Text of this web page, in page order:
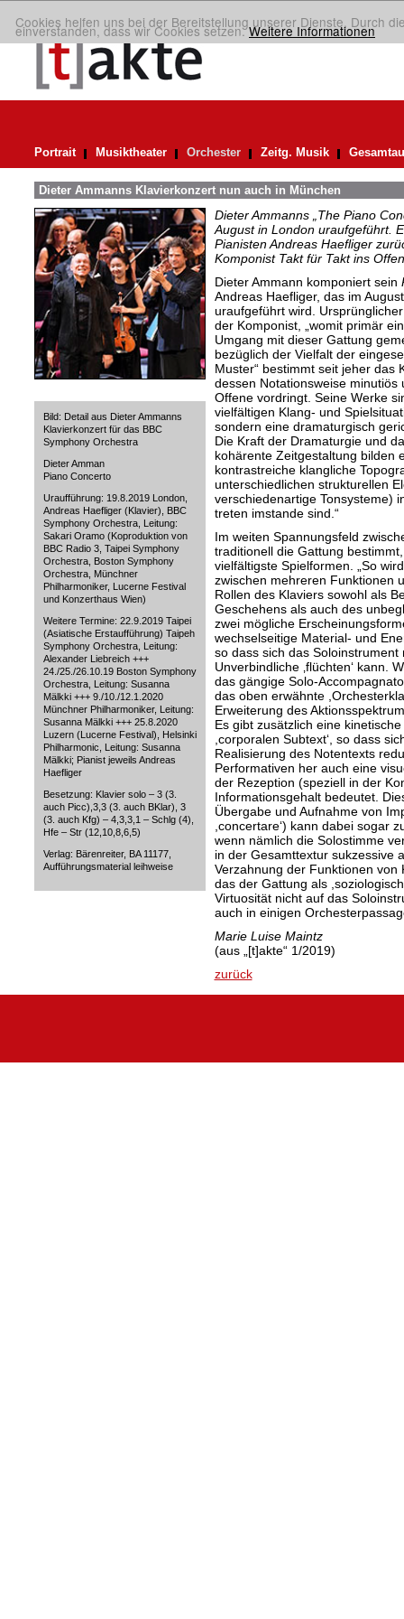
Cookies helfen uns bei der Bereitstellung unserer Dienste. Durch
einverstanden, dass wir Cookies setzen.Weitere Informationen
Portrait Musiktheater Orchester Zeitg. Musik
Dieter Ammanns Klavierkonzert nun auch in München
Bild: Detail aus Dieter Ammanns
Klavierkonzert für das BBC
Symphony Orchestra
Dieter Amman
Piano Concerto
Uraufführung: 19.8.2019 London,
Andreas Haefliger (Klavier), BBC
Symphony Orchestra, Leitung:
Sakari Oramo (Koproduktion von
BBC Radio 3, Taipei Symphony
Orchestra, Boston Symphony
Orchestra, Münchner
Philharmoniker, Lucerne Festival
und Konzerthaus Wien)
Weitere Termine: 22.9.2019 Taipei
(Asiatische Erstaufführung) Taipeh
Symphony Orchestra, Leitung:
Alexander Liebreich +++
24./25./26.10.19 Boston Symphony
Orchestra, Leitung: Susanna
Mälkki +++ 9./10./12.1.2020
Münchner Philharmoniker, Leitung:
Susanna Mälkki +++ 25.8.2020
Luzern (Lucerne Festival), Helsinki
Philharmonic, Leitung: Susanna
Mälkki; Pianist jeweils Andreas
Haefliger
Besetzung: Klavier solo – 3 (3.
auch Picc),3,3 (3. auch BKlar), 3
(3. auch Kfg) – 4,3,3,1 – Schlg (4),
Hfe – Str (12,10,8,6,5)
Verlag: Bärenreiter, BA 11177,
Aufführungsmaterial leihweise
Dieter Ammanns „The Piano
August in London uraufgeführt.
Pianisten Andreas Haefliger
Komponist Takt für Takt ins
Dieter Ammann komponiert sein
Andreas Haefliger, das im
uraufgeführt wird.
der Komponist, „womit primär
Umgang mit dieser Gattung
bezüglich der Vielfalt der
Muster“ bestimmt seit jeher das
dessen Notationsweise minutiös
Offene vordringt. Seine Werke
vielfältigen Klang- und
sondern eine dramaturgisch
Die Kraft der Dramaturgie und
kohärente Zeitgestaltung bilden
kontrastreiche klangliche
unterschiedlichen strukturellen
verschiedenartige Tonsysteme)
treten imstande sind.“
Im weiten Spannungsfeld
traditionell die Gattung
vielfältigste Spielformen. „So
zwischen mehreren Funktionen
Rollen des Klaviers sowohl als
Geschehens als auch des
zwei mögliche
wechselseitige Material- und
so dass sich das
Unverbindliche ‚flüchten‘ kann.
das gängige Solo-
das oben erwähnte
Erweiterung des
Es gibt zusätzlich eine
,corporalen Subtext‘, so dass
Realisierung des Notentexts
Performativen her auch eine
der Rezeption (speziell in der
Informationsgehalt bedeutet.
Übergabe und Aufnahme von
,concertare‘) kann dabei sogar
wenn nämlich die Solostimme
in der Gesamttextur sukzessive
Verzahnung der Funktionen von
das der Gattung als
Virtuosität nicht auf das
auch in einigen
Marie Luise Maintz
(aus „[t]akte“ 1/2019)
zurück